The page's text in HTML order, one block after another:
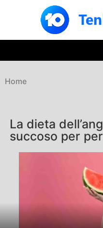
Home
La dieta
succoso per